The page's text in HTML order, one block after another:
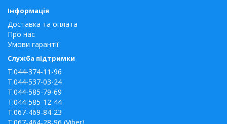
Інформація
Доставка та оплата
Про нас
Умови гарантії
Служба підтримки
T.044-374-11-96
T.044-537-03-24
T.044-585-79-69
T.044-585-12-44
T.067-469-84-23